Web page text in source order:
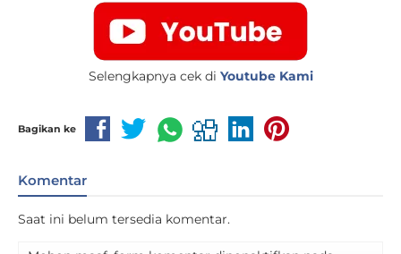
Selengkapnya cek di Youtube Kami
Bagikan ke
Komentar
Saat ini belum tersedia komentar.